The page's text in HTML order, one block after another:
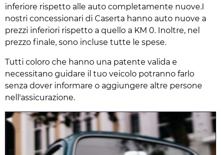
inferiore rispetto alle auto completamente nuove.I
nostri concessionari di Caserta hanno auto nuove a
prezzi inferiori rispetto a quello a KM 0. Inoltre, nel
prezzo finale, sono incluse tutte le spese.
Tutti coloro che hanno una patente valida e
necessitano guidare il tuo veicolo potranno farlo
senza dover informare o aggiungere altre persone
nell'assicurazione.